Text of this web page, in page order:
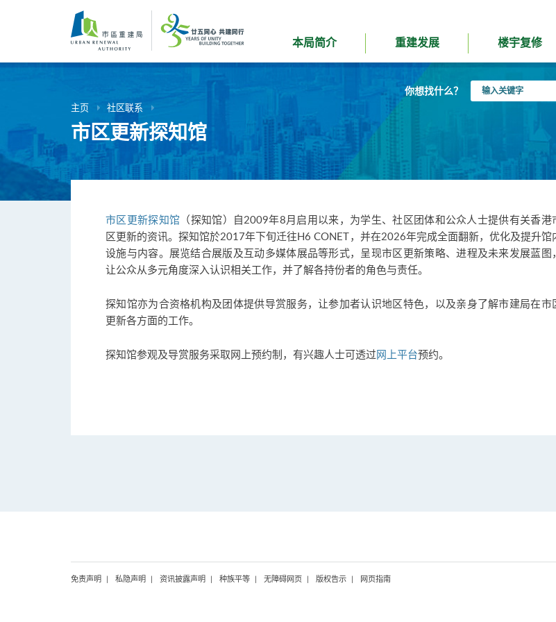
内
本局简介 重建发展 楼宇复修
你想找什么？
入
主页 社区联系
市区更新探知馆
市区更新探知馆 （探知馆）自2009年8月启用以来，为学生、社区团体和公众人士提供有关香港
区更新的资讯。探知馆於2017年下旬迁往H6 CONET，并在2026年完成全面翻新，优化及提升馆
设施与内容。展览结合展版及互动多媒体展品等形式，呈现市区更新策略、进程及未来发展蓝图，
让公众从多元角度深入认识相关工作，并了解各持份者的角色与责任。
探知馆亦为合资格机构及团体提供导赏服务，让参加者认识地区特色，以及亲身了解市建局在市
更新各方面的工作。
探知馆参观及导赏服务采取网上预约制，有兴趣人士可透过网上平台预约。
免责声明 私隐声明 资讯披露声明 种族平等 无障碍网页 版权告示 网页指南